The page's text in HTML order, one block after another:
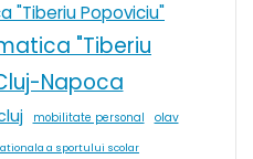
"Tiberiu Popoviciu"
"Tiberiu
Napoca
mobilitate personal
olav
a sportului scolar